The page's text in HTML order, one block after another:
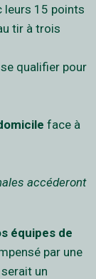
leurs 15 points
tir à trois
qualifier pour
face à
accéderont
équipes de
par une
un